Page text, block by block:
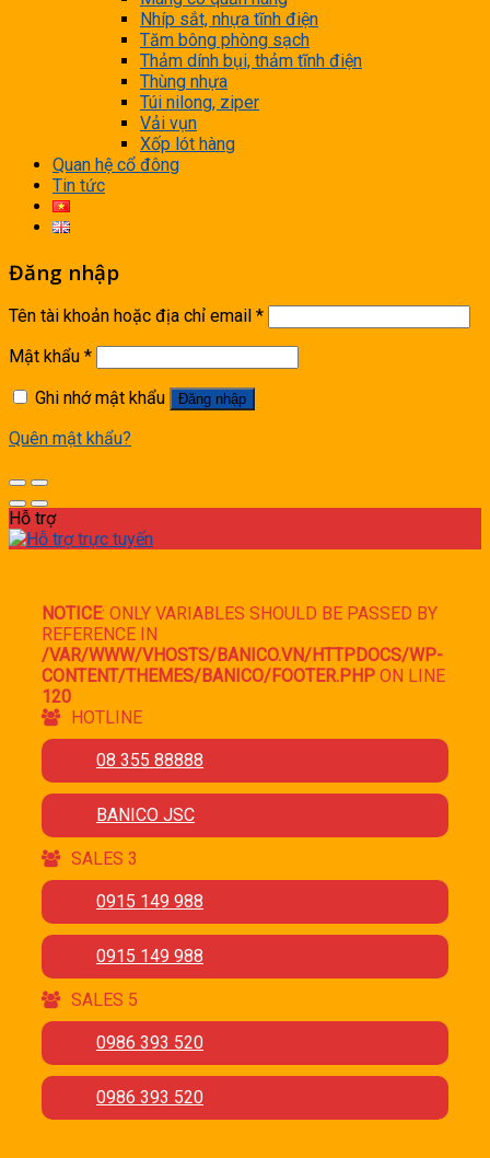
Nhíp sắt, nhựa tĩnh điện
Tăm bông phòng sạch
Thảm dính bụi, thảm tĩnh điện
Thùng nhựa
Túi nilong, ziper
Vải vụn
Xốp lót hàng
Quan hệ cổ đông
Tin tức
Đăng nhập
Tên tài khoản hoặc địa chỉ email *
Mật khẩu *
Ghi nhớ mật khẩu
Đăng nhập
Quên mật khẩu?
Hỗ trợ
NOTICE: ONLY VARIABLES SHOULD BE PASSED BY
REFERENCE IN
/VAR/WWW/VHOSTS/BANICO.VN/HTTPDOCS/WP-
CONTENT/THEMES/BANICO/FOOTER.PHP ON LINE
120
HOTLINE
08 355 88888
BANICO JSC
SALES 3
0915 149 988
0915 149 988
SALES 5
0986 393 520
0986 393 520